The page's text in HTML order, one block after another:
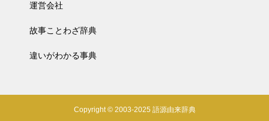
運営会社
故事ことわざ辞典
違いがわかる事典
Copyright © 2003-2025 語源由来辞典